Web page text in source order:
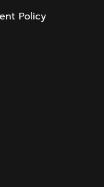
Policy